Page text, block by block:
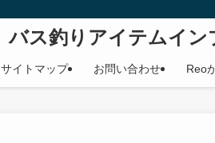
バス釣りアイテムイン
サイトマップ お問い合わせ Reo